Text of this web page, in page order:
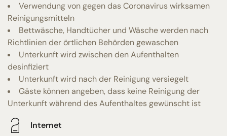
Verwendung von gegen das Coronavirus wirksamen
Reinigungsmitteln
Bettwäsche, Handtücher und Wäsche werden nach
Richtlinien der örtlichen Behörden gewaschen
Unterkunft wird zwischen den Aufenthalten
desinfiziert
Unterkunft wird nach der Reinigung versiegelt
Gäste können angeben, dass keine Reinigung der
Unterkunft während des Aufenthaltes gewünscht ist
Internet